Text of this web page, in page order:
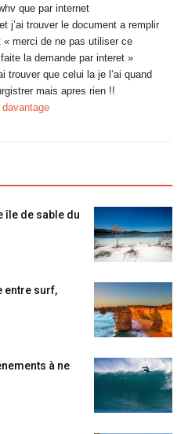
que par internet
j’ai trouver le document a remplir
merci de ne pas utiliser ce
la demande par interet »
trouver que celui la je l’ai quand
mais apres rien !!
île de sable du
entre surf,
à ne